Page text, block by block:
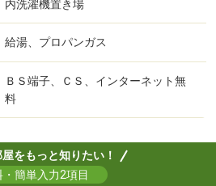
内洗濯機置き場
給湯、プロパンガス
ＢＳ端子、ＣＳ、インターネット無
料
をもっと知りたい！
・簡単入力2項目